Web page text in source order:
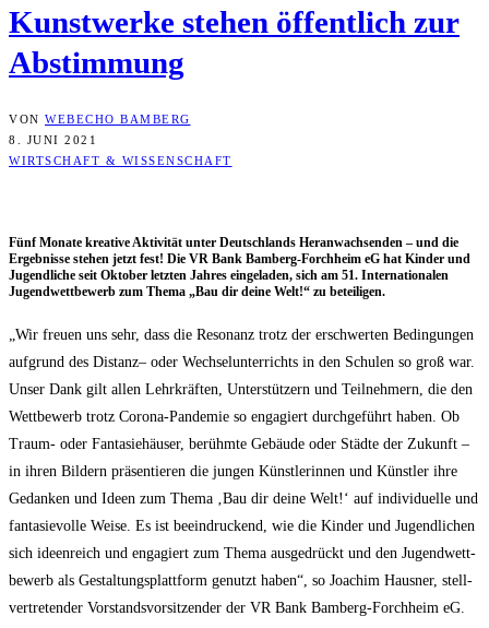
Kunst­wer­ke ste­hen öffent­lich zur
Abstimmung
VON WEBECHO BAMBERG
8. JUNI 2021
WIRTSCHAFT & WISSENSCHAFT
Fünf Mona­te krea­ti­ve Akti­vi­tät unter Deutsch­lands Her­an­wach­sen­den – und die
Ergeb­nis­se ste­hen jetzt fest! Die VR Bank Bam­berg-Forch­heim eG hat Kin­der und
Jugend­li­che seit Okto­ber letz­ten Jah­res ein­ge­la­den, sich am 51. Inter­na­tio­na­len
Jugend­wett­be­werb zum The­ma „Bau dir dei­ne Welt!“ zu beteiligen.
„Wir freu­en uns sehr, dass die Reso­nanz trotz der erschwer­ten Bedin­gun­gen
auf­grund des Distanz– oder Wech­sel­un­ter­richts in den Schu­len so groß war.
Unser Dank gilt allen Lehr­kräf­ten, Unter­stüt­zern und Teil­neh­mern, die den
Wett­be­werb trotz Coro­na-Pan­de­mie so enga­giert durch­ge­führt haben. Ob
Traum- oder Fan­ta­sie­häu­ser, berühm­te Gebäu­de oder Städ­te der Zukunft –
in ihren Bil­dern prä­sen­tie­ren die jun­gen Künst­le­rin­nen und Künst­ler ihre
Gedan­ken und Ideen zum The­ma ‚Bau dir dei­ne Welt!‘ auf indi­vi­du­el­le und
fan­ta­sie­vol­le Wei­se. Es ist beein­dru­ckend, wie die Kin­der und Jugend­li­chen
sich ideen­reich und enga­giert zum The­ma aus­ge­drückt und den Jugend­wett­
be­werb als Gestal­tungs­platt­form genutzt haben“, so Joa­chim Haus­ner, stell­
ver­tre­ten­der Vor­stands­vor­sit­zen­der der VR Bank Bam­berg-Forch­heim eG.